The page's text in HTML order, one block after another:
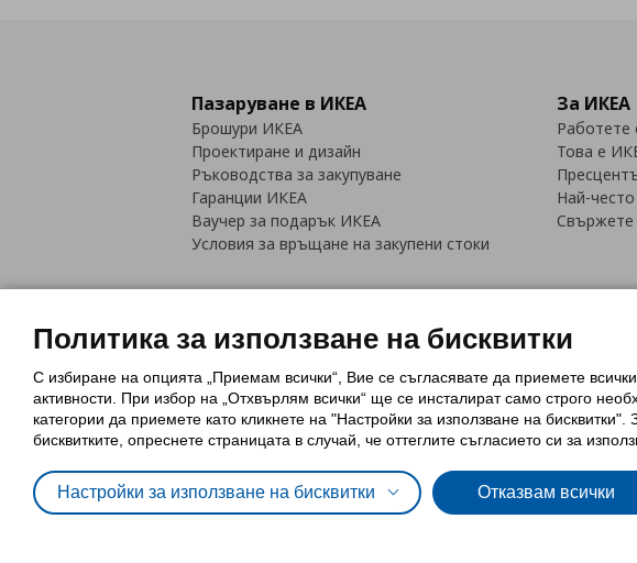
Пазаруване в ИКЕА
Брошури ИКЕА
Проектиране и дизайн
Ръководства за закупуване
Гаранции ИКЕА
Ваучер за подарък ИКЕА
Условия за връщане на закупени стоки
За ИКЕА
Работете
Това е
Най-
Свържете
Политика за използване на бисквитки (Cookies)Избор
Обща политика за личните данни
Политика за защита
Политика за защита на лични данни на програма IKEA
Политика за използване на бисквитки
С избиране на опцията „Приемам всички“, Вие се съгласявате да приемете
активности. При избор на „Отхвърлям всички“ ще се инсталират само строго
категории да приемете като кликнете на "Настройки за използване на
бисквитките, опреснете страницата в случай, че оттеглите съгласието си за
Настройки за използване на бисквитки Отказвам всички